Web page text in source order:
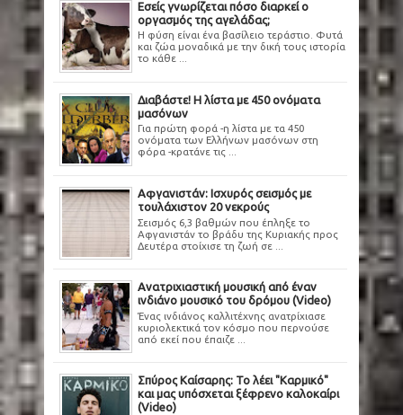
Εσείς γνωρίζεται πόσο διαρκεί ο
οργασμός της αγελάδας;
Η φύση είναι ένα βασίλειο τεράστιο. Φυτά
και ζώα μοναδικά με την δική τους ιστορία
το κάθε ...
Διαβάστε! Η λίστα με 450 ονόματα
μασόνων
Για πρώτη φορά -η λίστα με τα 450
ονόματα των Ελλήνων μασόνων στη
φόρα -κρατάνε τις ...
Αφγανιστάν: Ισχυρός σεισμός με
τουλάχιστον 20 νεκρούς
Σεισμός 6,3 βαθμών που έπληξε το
Αφγανιστάν το βράδυ της Κυριακής προς
Δευτέρα στοίχισε τη ζωή σε ...
Ανατριχιαστική μουσική από έναν
ινδιάνο μουσικό του δρόμου (Video)
Ένας ινδιάνος καλλιτέχνης ανατρίχιασε
κυριολεκτικά τον κόσμο που περνούσε
από εκεί που έπαιζε ...
Σπύρος Καίσαρης: Το λέει "Καρμικό"
και μας υπόσχεται ξέφρενο καλοκαίρι
(Video)